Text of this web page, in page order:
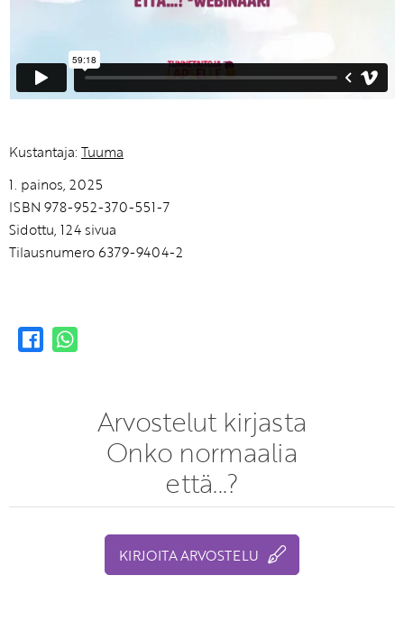
Kustantaja: Tuuma
1. painos, 2025
ISBN 978-952-370-551-7
Sidottu, 124 sivua
Tilausnumero 6379-9404-2
Arvostelut kirjasta
Onko normaalia
että...?
KIRJOITA ARVOSTELU